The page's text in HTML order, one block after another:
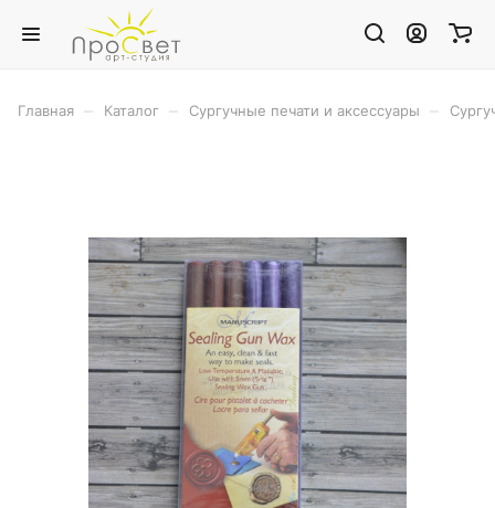
Главная Каталог Сургучные печати и аксессуары